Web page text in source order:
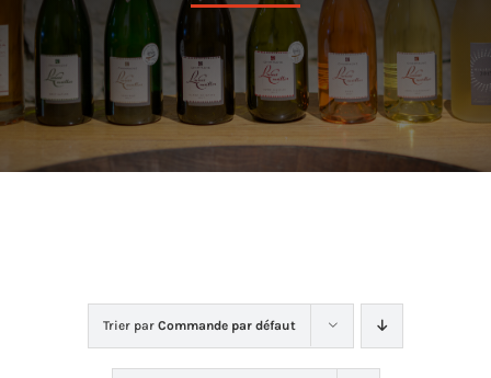
Dans la cave
La boutique
Trier par Commande par défaut